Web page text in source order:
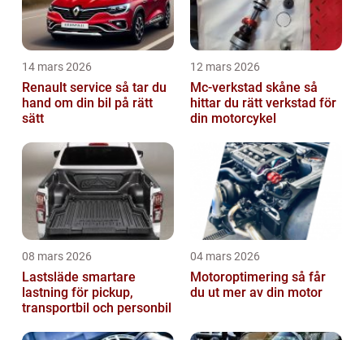
14 mars 2026
Renault service så tar du
hand om din bil på rätt
sätt
12 mars 2026
Mc-verkstad skåne så
hittar du rätt verkstad för
din motorcykel
08 mars 2026
Lastsläde smartare
lastning för pickup,
transportbil och personbil
04 mars 2026
Motoroptimering så får
du ut mer av din motor